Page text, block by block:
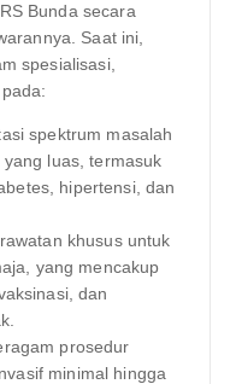
Bunda secara
Saat ini,
spesialisasi,
spektrum masalah
luas, termasuk
hipertensi, dan
khusus untuk
yang mencakup
dan
prosedur
minimal hingga